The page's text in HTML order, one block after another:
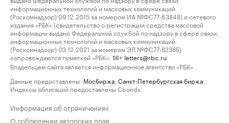
информационных технологий и массовых коммуникаций
(Роскомнадзор) 09.12.2015 за номером ИА №ФС77-63848) и сетевого
издания «РБК» (свидетельство о регистрации средства массовой
информации выдано Федеральной службой по надзору в сфере связи,
информационных технологий и массовых коммуникаций
(Роскомнадзор) 03.12.2021 за номером ЭЛ №ФС77-82385)
сопровождаются пометкой «РБК».
18+ letters@rbc.ru
Владельцем сайта является информационное агентство «РБК».
Данные предоставлены: Мосбиржа Санкт-Петербургская биржа
Индексы облигаций предоставлены Cbonds.
Информация об ограничениях
О соблюдении авторских прав